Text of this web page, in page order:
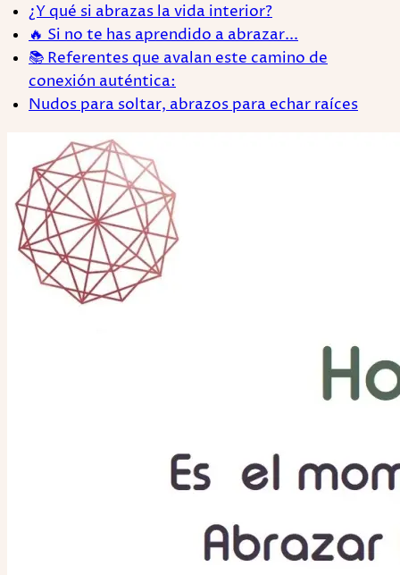
¿Y qué si abrazas la vida interior?
🔥 Si no te has aprendido a abrazar...
📚 Referentes que avalan este camino de
conexión auténtica:
Nudos para soltar, abrazos para echar raíces